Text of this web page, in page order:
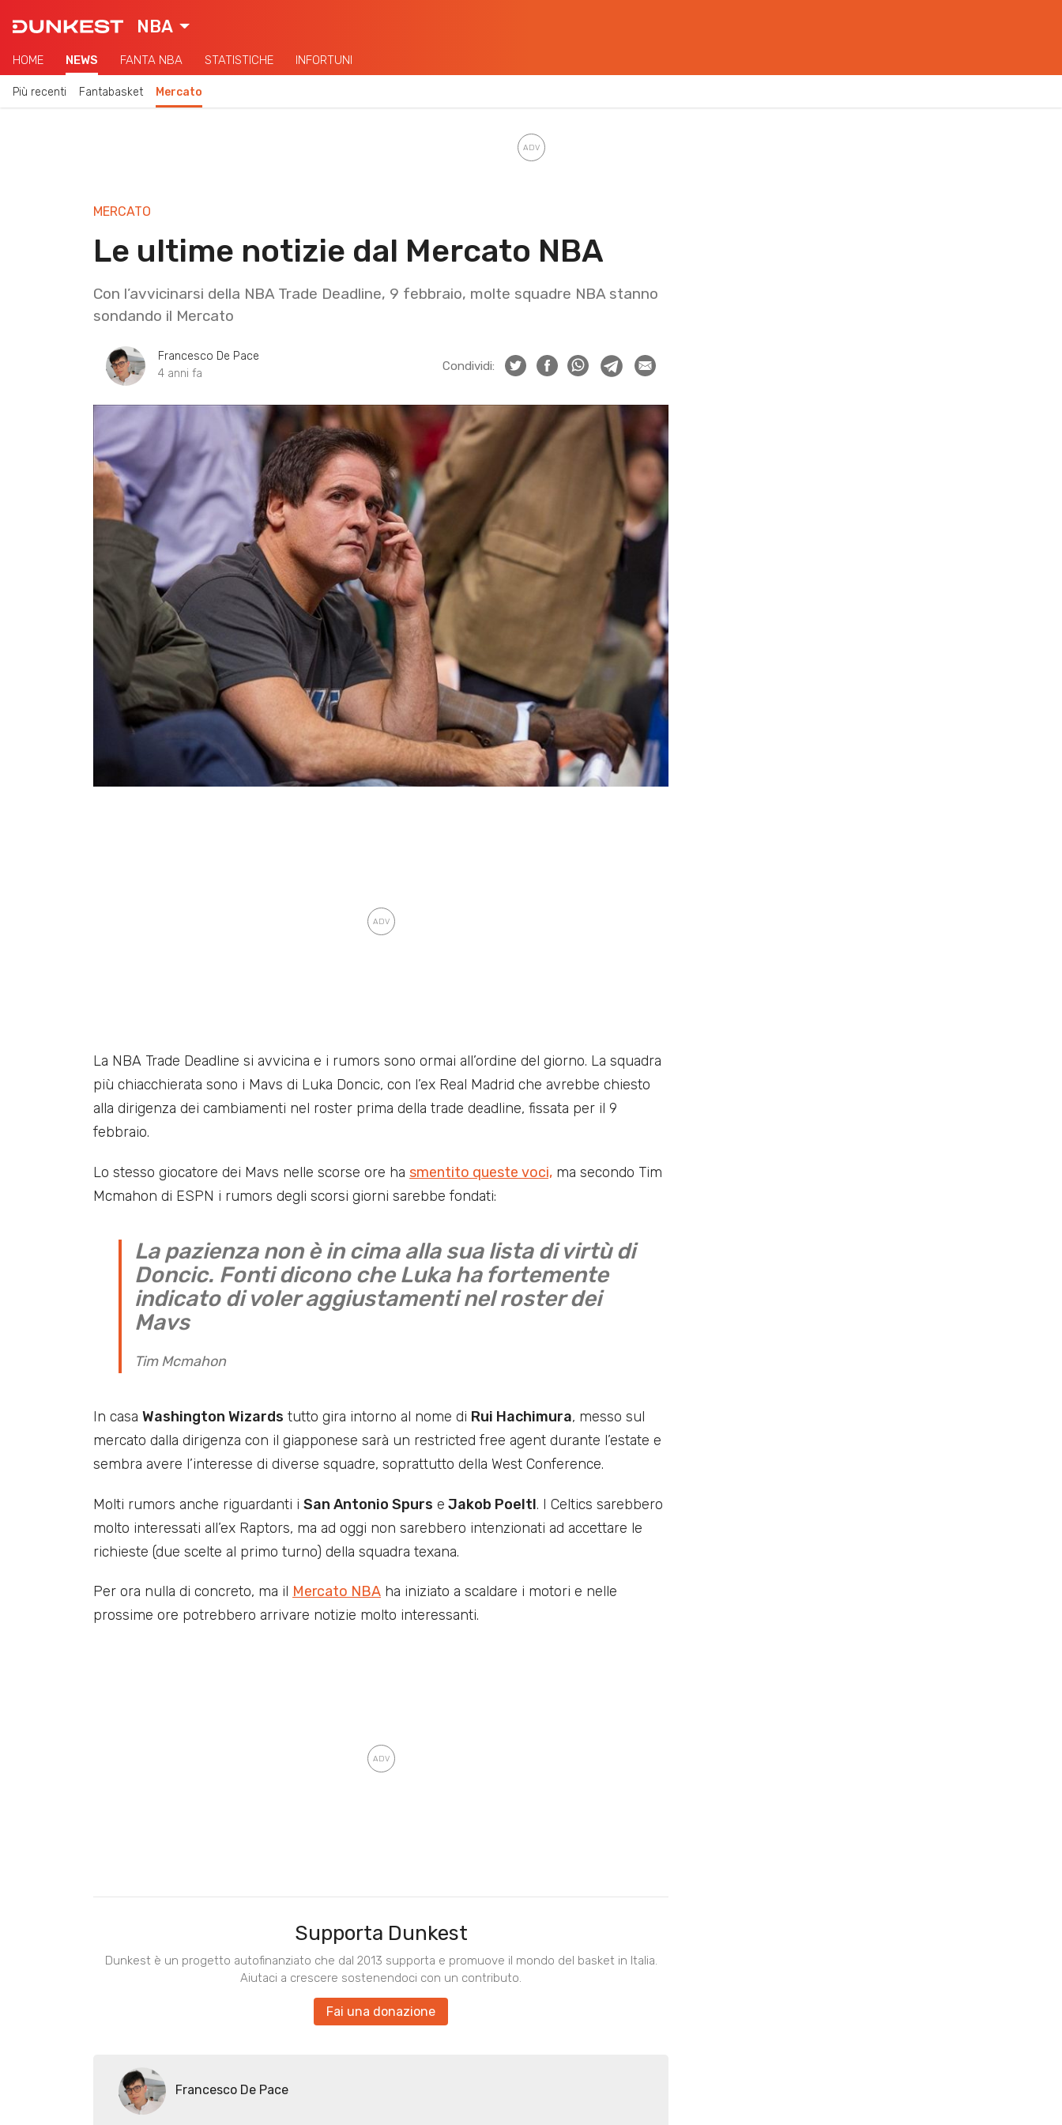
NBA
HOME NEWS FANTA NBA STATISTICHE INFORTUNI
Più recenti Fantabasket Mercato
MERCATO
Le ultime notizie dal Mercato NBA
Con l’avvicinarsi della NBA Trade Deadline, 9 febbraio, molte squadre NBA stanno
sondando il Mercato
Francesco De Pace
4 anni fa
Condividi:
La NBA Trade Deadline si avvicina e i rumors sono ormai all’ordine del giorno. La squadra
più chiacchierata sono i Mavs di Luka Doncic, con l’ex Real Madrid che avrebbe chiesto
alla dirigenza dei cambiamenti nel roster prima della trade deadline, fissata per il 9
febbraio.
Lo stesso giocatore dei Mavs nelle scorse ore ha smentito queste voci, ma secondo Tim
Mcmahon di ESPN i rumors degli scorsi giorni sarebbe fondati:
La pazienza non è in cima alla sua lista di virtù di
Doncic. Fonti dicono che Luka ha fortemente
indicato di voler aggiustamenti nel roster dei
Mavs
Tim Mcmahon
In casa Washington Wizards tutto gira intorno al nome di Rui Hachimura, messo sul
mercato dalla dirigenza con il giapponese sarà un restricted free agent durante l’estate e
sembra avere l’interesse di diverse squadre, soprattutto della West Conference.
Molti rumors anche riguardanti i San Antonio Spurs e Jakob Poeltl. I Celtics sarebbero
molto interessati all’ex Raptors, ma ad oggi non sarebbero intenzionati ad accettare le
richieste (due scelte al primo turno) della squadra texana.
Per ora nulla di concreto, ma il Mercato NBA ha iniziato a scaldare i motori e nelle
prossime ore potrebbero arrivare notizie molto interessanti.
Supporta Dunkest
Dunkest è un progetto autofinanziato che dal 2013 supporta e promuove il mondo del basket in Italia.
Aiutaci a crescere sostenendoci con un contributo.
Fai una donazione
Francesco De Pace